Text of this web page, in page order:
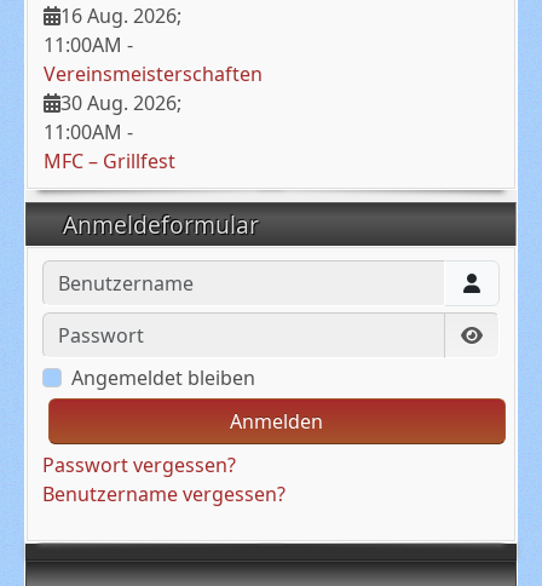
16 Aug. 2026;
11:00AM -
Vereinsmeisterschaften
30 Aug. 2026;
11:00AM -
MFC – Grillfest
Anmeldeformular
Benutzername
Passwort
Angemeldet bleiben
Anmelden
Passwort vergessen?
Benutzername vergessen?